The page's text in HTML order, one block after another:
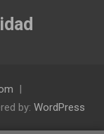
by: WordPress